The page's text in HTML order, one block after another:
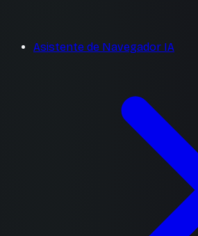
Asistente de Navegador IA